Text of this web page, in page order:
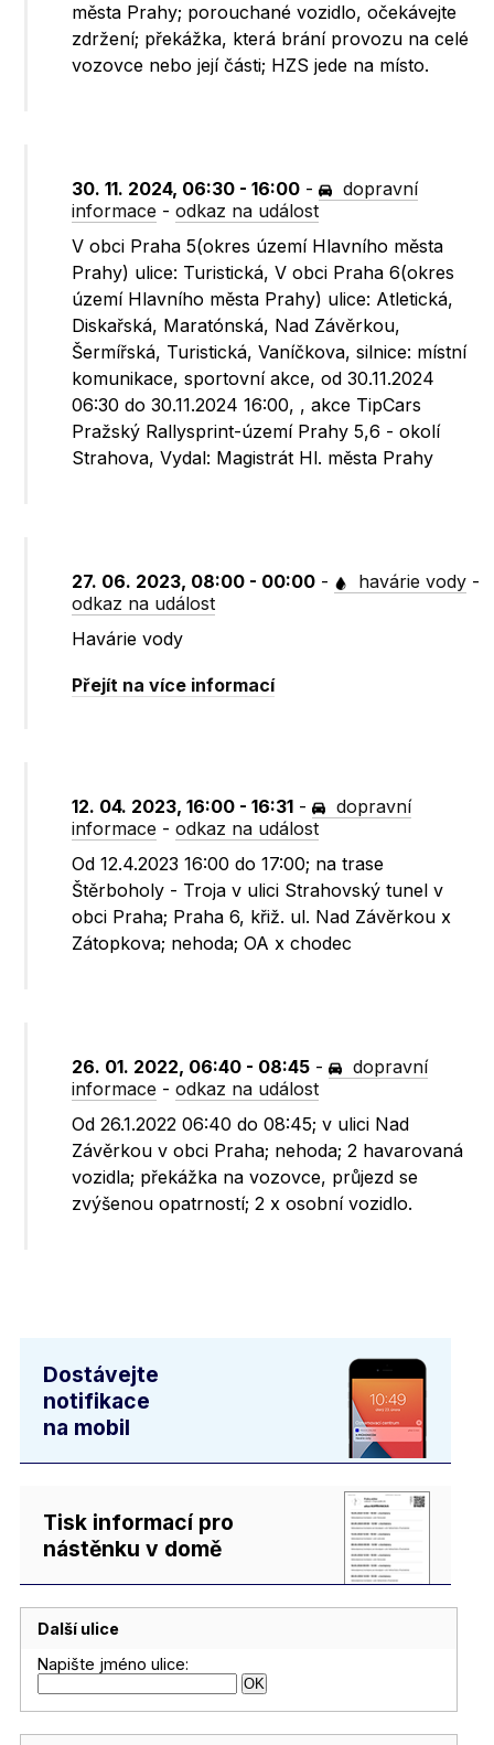
města Prahy; porouchané vozidlo, očekávejte
zdržení; překážka, která brání provozu na celé
vozovce nebo její části; HZS jede na místo.
30. 11. 2024, 06:30 - 16:00 -
dopravní
informace -odkaz na událost
V obci Praha 5(okres území Hlavního města
Prahy) ulice: Turistická, V obci Praha 6(okres
území Hlavního města Prahy) ulice: Atletická,
Diskařská, Maratónská, Nad Závěrkou,
Šermířská, Turistická, Vaníčkova, silnice: místní
komunikace, sportovní akce, od 30.11.2024
06:30 do 30.11.2024 16:00, , akce TipCars
Pražský Rallysprint-území Prahy 5,6 - okolí
Strahova, Vydal: Magistrát Hl. města Prahy
27. 06. 2023, 08:00 - 00:00 - havárie vody -
odkaz na událost
Havárie vody
Přejít na více informací
12. 04. 2023, 16:00 - 16:31 -
dopravní
informace -odkaz na událost
Od 12.4.2023 16:00 do 17:00; na trase
Štěrboholy - Troja v ulici Strahovský tunel v
obci Praha; Praha 6, křiž. ul. Nad Závěrkou x
Zátopkova; nehoda; OA x chodec
26. 01. 2022, 06:40 - 08:45 -
dopravní
informace -odkaz na událost
Od 26.1.2022 06:40 do 08:45; v ulici Nad
Závěrkou v obci Praha; nehoda; 2 havarovaná
vozidla; překážka na vozovce, průjezd se
zvýšenou opatrností; 2 x osobní vozidlo.
Dostávejte
notifikace
na mobil
Tisk informací pro
nástěnku v domě
Další ulice
Napište jméno ulice: